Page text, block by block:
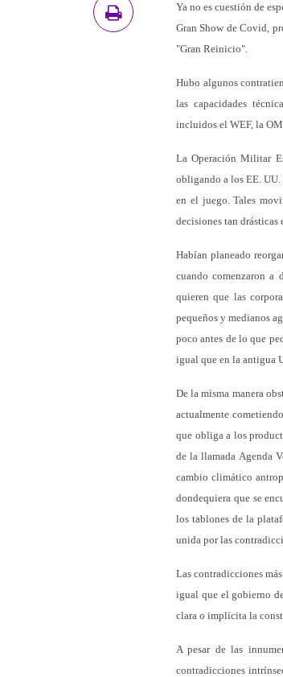
Ya no es cuestión de
Gran Show de Covid,
"Gran Reinicio".
Hubo algunos
las capacidades
incluidos el WEF, la
La Operación Militar
obligando a los EE. UU.
en el juego. Tales
decisiones tan
Habían planeado
cuando comenzaron
quieren que las
pequeños y medianos
poco antes de lo que
igual que en la antigua
De la misma manera
actualmente
que obliga a los
de la llamada Agenda
cambio climático
dondequiera que se
los tablones de la
unida por las
Las contradicciones
igual que el gobierno
clara o implícita la
A pesar de las
contradicciones